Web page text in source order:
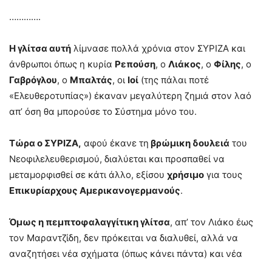
………….
Η γλίτσα αυτή λίμνασε πολλά χρόνια στον ΣΥΡΙΖΑ και
άνθρωποι όπως η κυρία Ρεπούση, ο Λιάκος, ο Φίλης, ο
Γαβρόγλου, ο Μπαλτάς, οι Ιοί (της πάλαι ποτέ
«Ελευθεροτυπίας») έκαναν μεγαλύτερη ζημιά στον λαό
απ’ όση θα μπορούσε το Σύστημα μόνο του.
Τώρα ο ΣΥΡΙΖΑ, αφού έκανε τη βρώμικη δουλειά του
Νεοφιλελευθερισμού, διαλύεται και προσπαθεί να
μεταμορφισθεί σε κάτι άλλο, εξίσου χρήσιμο για τους
Επικυρίαρχους Αμερικανογερμανούς.
Όμως η πεμπτοφαλαγγίτικη γλίτσα, απ’ τον Λιάκο έως
τον Μαραντζίδη, δεν πρόκειται να διαλυθεί, αλλά να
αναζητήσει νέα σχήματα (όπως κάνει πάντα) και νέα